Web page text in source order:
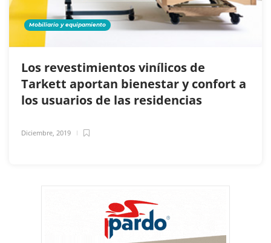
Mobiliario y equipamiento
Los revestimientos vinílicos de
Tarkett aportan bienestar y confort a
los usuarios de las residencias
Diciembre, 2019